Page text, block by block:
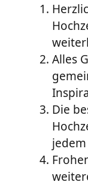
Alles
Die